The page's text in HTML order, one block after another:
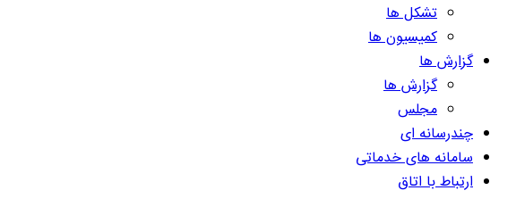
تشکل ها
کمیسیون ها
گزارش ها
گزارش ها
مجلس
چندرسانه ای
سامانه های خدماتی
ارتباط با اتاق